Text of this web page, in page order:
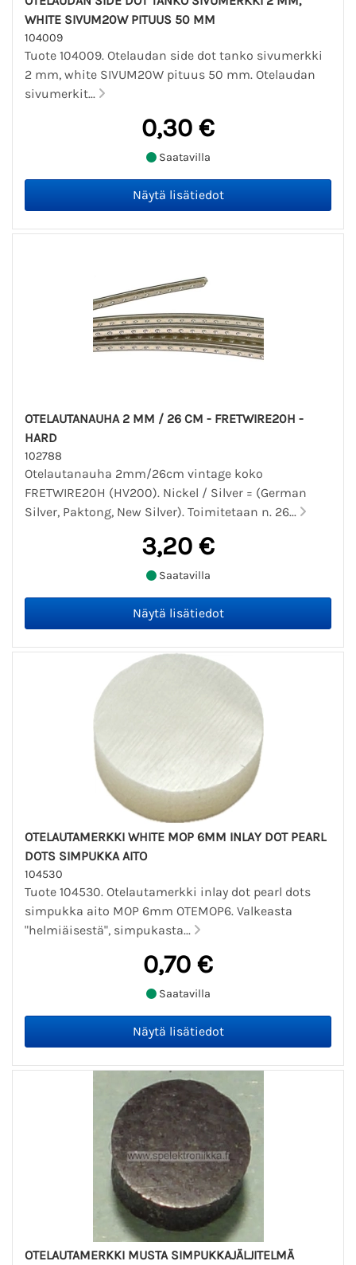
WHITE SIVUM20W PITUUS 50 MM
104009
Tuote 104009. Otelaudan side dot tanko sivumerkki
2 mm, white SIVUM20W pituus 50 mm. Otelaudan
sivumerkit...
0,30 €
Saatavilla
OTELAUTANAUHA 2 MM / 26 CM - FRETWIRE20H -
HARD
102788
Otelautanauha 2mm/26cm vintage koko
FRETWIRE20H (HV200). Nickel / Silver = (German
Silver, Paktong, New Silver). Toimitetaan n. 26...
3,20 €
Saatavilla
OTELAUTAMERKKI WHITE MOP 6MM INLAY DOT PEARL
DOTS SIMPUKKA AITO
104530
Tuote 104530. Otelautamerkki inlay dot pearl dots
simpukka aito MOP 6mm OTEMOP6. Valkeasta
"helmiäisestä", simpukasta...
0,70 €
Saatavilla
OTELAUTAMERKKI MUSTA SIMPUKKAJÄLJITELMÄ